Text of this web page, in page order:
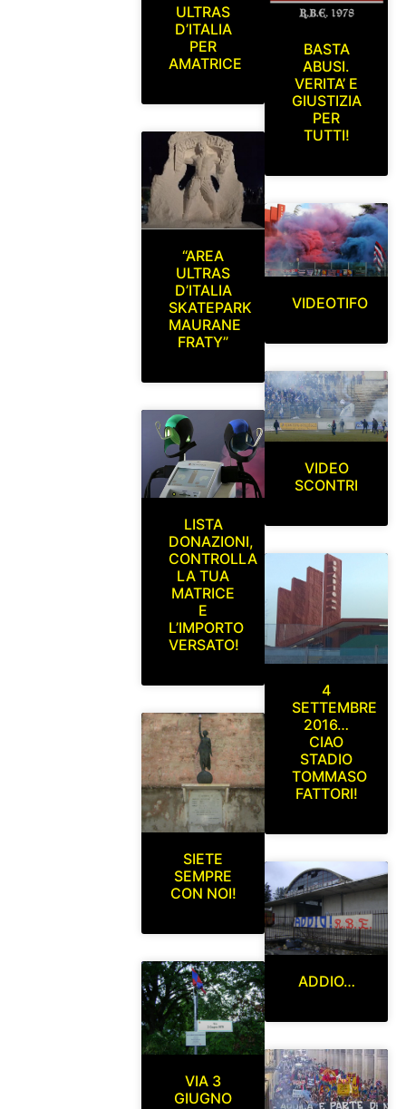
ULTRAS
D’ITALIA
PER
AMATRICE
“AREA
ULTRAS
D’ITALIA
SKATEPARK
MAURANE
FRATY”
LISTA
DONAZIONI,
CONTROLLA
LA TUA
MATRICE
E
L’IMPORTO
VERSATO!
SIETE
SEMPRE
CON NOI!
VIA 3
GIUGNO
BASTA
ABUSI.
VERITA’ E
GIUSTIZIA
PER
TUTTI!
VIDEOTIFO
VIDEO
SCONTRI
4
SETTEMBRE
2016…
CIAO
STADIO
TOMMASO
FATTORI!
ADDIO…